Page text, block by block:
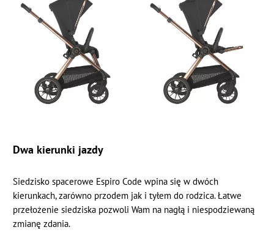
Dwa kierunki jazdy
Siedzisko spacerowe Espiro Code wpina się w dwóch
kierunkach, zarówno przodem jak i tyłem do rodzica. Łatwe
przełożenie siedziska pozwoli Wam na nagłą i niespodziewaną
zmianę zdania.